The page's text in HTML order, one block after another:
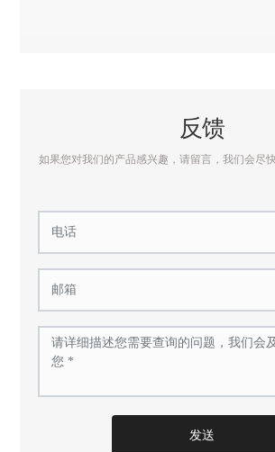
反馈
如果您对我们的产品感兴趣，请留言，我们会尽
发送